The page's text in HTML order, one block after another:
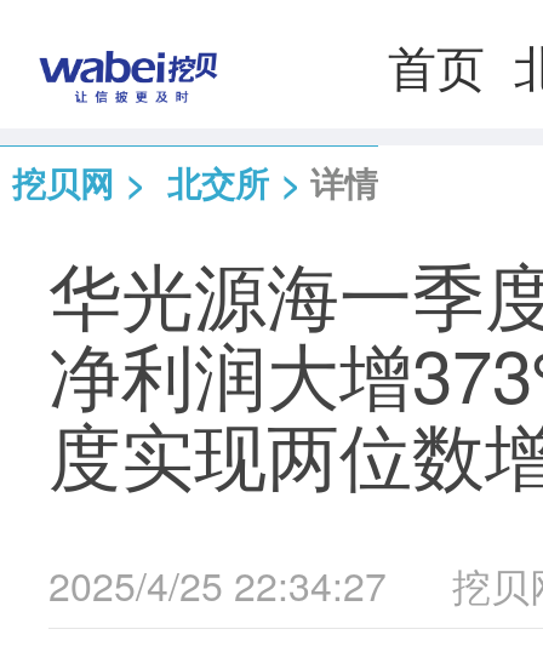
首页
挖贝网 > 北交所 > 详情
华光源海一季
净利润大增
度实现两位数
2025/4/25 22:34:27 挖贝